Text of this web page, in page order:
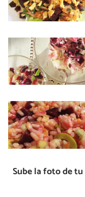
Sube la foto de tu